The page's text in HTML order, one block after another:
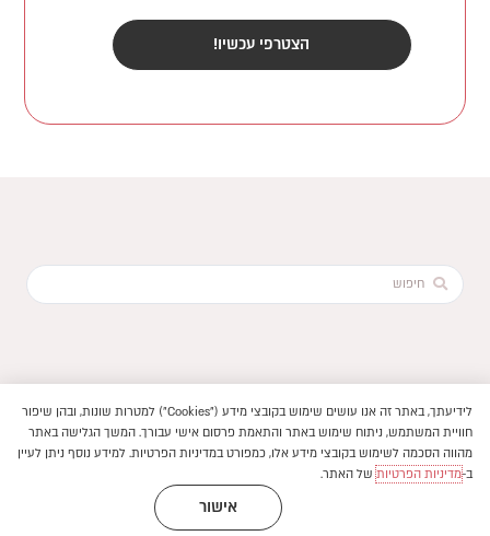
הצטרפי עכשיו!
Search
2026 © ספרים בעלמא || כל
הזכויות שמורות
תנאי שימוש באתר
הצהרת נגישות
הוקם ב ❤ על ידי –לימונדה 2.0
–פיתוח חנויות ואתרי תוכן
לידיעתך, באתר זה אנו עושים שימוש בקובצי מידע ("Cookies") למטרות שונות, ובהן שיפור
חוויית המשתמש, ניתוח שימוש באתר והתאמת פרסום אישי עבורך. המשך הגלישה באתר
מהווה הסכמה לשימוש בקובצי מידע אלו, כמפורט במדיניות הפרטיות. למידע נוסף ניתן לעיין
ב-מדיניות הפרטיותשל האתר.
אישור